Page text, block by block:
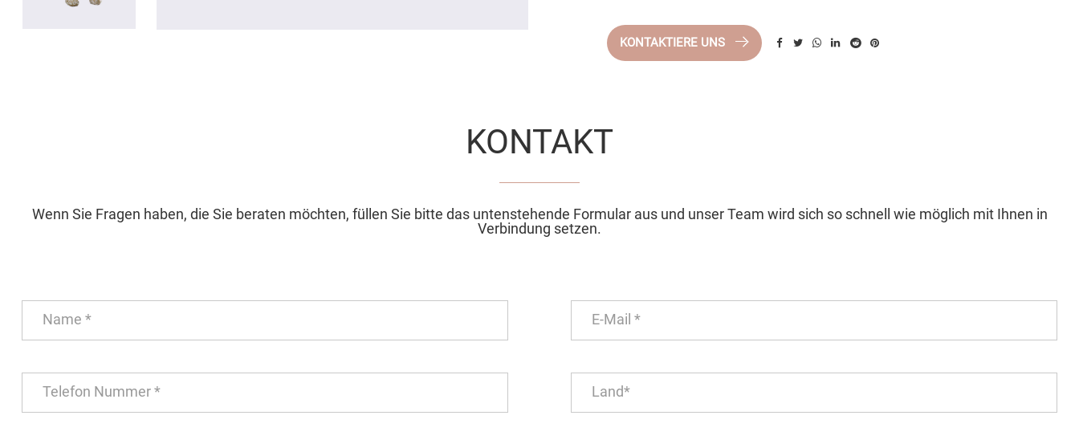
KONTAKTIERE UNS
KONTAKT
Wenn Sie Fragen haben, die Sie beraten möchten, füllen Sie bitte das untenstehende Formular aus und unser Team wird sich so schnell wie möglich mit Ihnen in
Verbindung setzen.